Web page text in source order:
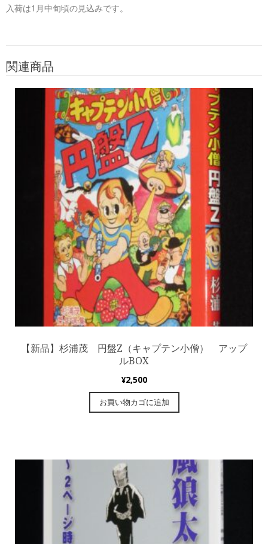
入荷は1月中旬頃の見込みです。
関連商品
【新品】杉浦茂 円盤Z（キャプテン小僧） アップ
ルBOX
¥2,500
お買い物カゴに追加